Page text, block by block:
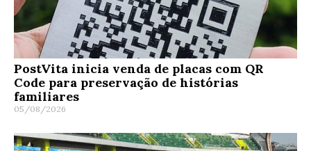
PostVita inicia venda de placas com QR
Code para preservação de histórias
familiares
05/08/2026